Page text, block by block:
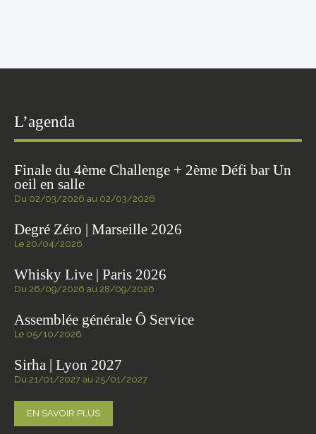
L’agenda
Finale du 4ème Challenge + 2ème Défi bar Un
oeil en salle
Du 02/03/2026 au 02/03/2026
Degré Zéro | Marseille 2026
Le 20/04/2026
Whisky Live | Paris 2026
Du 26/09/2026 au 28/09/2026
Assemblée générale Ô Service
Le 05/10/2026
Sirha | Lyon 2027
Du 21/01/2027 au 25/01/2027
EN SAVOIR PLUS